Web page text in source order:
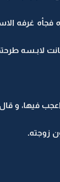
غرفه
لابـسه
فيها، و
زوجته.